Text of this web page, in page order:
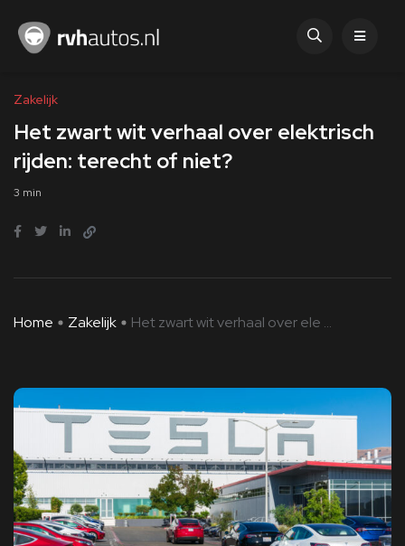
Zakelijk
Het zwart wit verhaal over elektrisch
rijden: terecht of niet?
3 min
Home Zakelijk Het zwart wit verhaal over ele ...